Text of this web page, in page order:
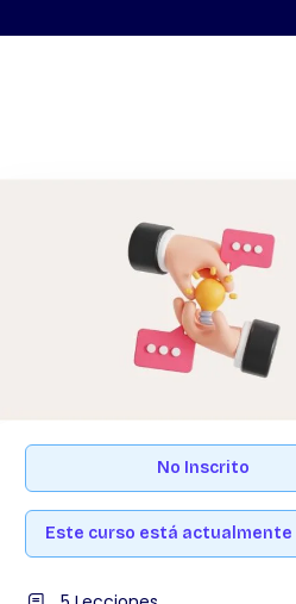
No Inscrito
Este curso está actualmente